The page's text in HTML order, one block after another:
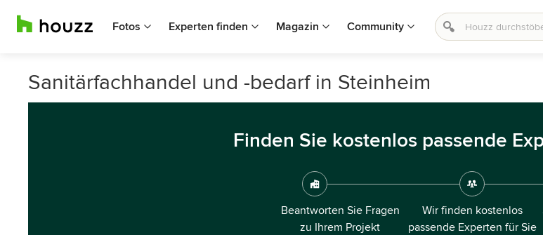
Fotos Experten finden Magazin Community
Sanitärfachhandel und -bedarf in Steinheim
Finden Sie kostenlos passende
Beantworten Sie Fragen
zu Ihrem Projekt
Wir finden kostenlos
passende Experten für Sie